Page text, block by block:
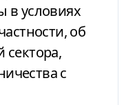
в условиях
об
сектора,
с